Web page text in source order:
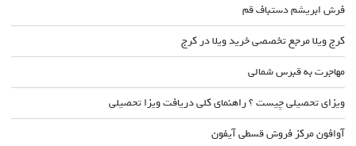
فرش ابریشم دستباف قم
کرج ویلا مرجع تخصصی خرید ویلا در کرج
مهاجرت به قبرس شمالی
ویزای تحصیلی چیست ؟ راهنمای کلی دریافت ویزا تحصیلی
آوافون مرکز فروش قسطی آیفون